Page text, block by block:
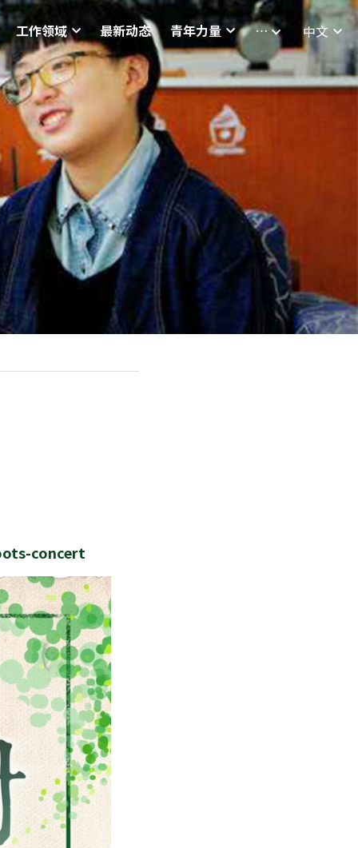
工作领域 最新动态 青年力量 … 中文
concert